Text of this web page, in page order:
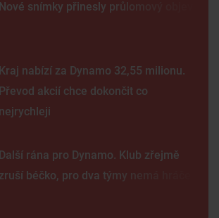
Nové snímky přinesly průlomový objev
Kraj nabízí za Dynamo 32,55 milionu.
Převod akcií chce dokončit co
nejrychleji
Další rána pro Dynamo. Klub zřejmě
zruší béčko, pro dva týmy nemá hráče